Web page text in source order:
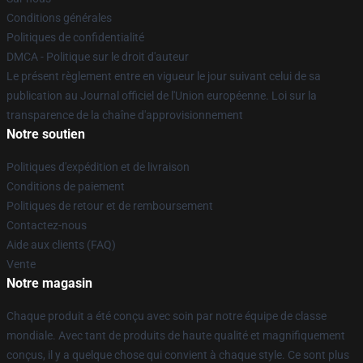
Conditions générales
Politiques de confidentialité
DMCA - Politique sur le droit d'auteur
Le présent règlement entre en vigueur le jour suivant celui de sa
publication au Journal officiel de l'Union européenne. Loi sur la
transparence de la chaîne d'approvisionnement
Notre soutien
Politiques d'expédition et de livraison
Conditions de paiement
Politiques de retour et de remboursement
Contactez-nous
Aide aux clients (FAQ)
Vente
Notre magasin
Chaque produit a été conçu avec soin par notre équipe de classe
mondiale. Avec tant de produits de haute qualité et magnifiquement
conçus, il y a quelque chose qui convient à chaque style. Ce sont plus